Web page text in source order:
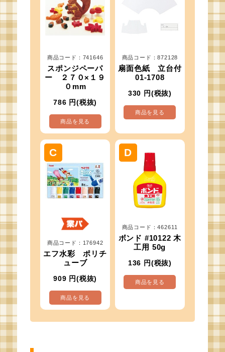
商品コード：741646
スポンジペーパ
ー ２７０×１９
０mm
786 円(税抜)
商品を見る
商品コード：872128
扇面色紙 立台付
01-1708
330 円(税抜)
商品を見る
商品コード：176942
エフ水彩 ポリチ
ューブ
909 円(税抜)
商品を見る
商品コード：462611
ボンド #10122 木
工用 50g
136 円(税抜)
商品を見る